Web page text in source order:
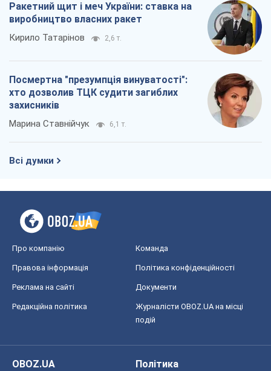
Ракетний щит і меч України: ставка на
виробництво власних ракет
Кирило Татарінов 2,6 т.
Посмертна "презумпція винуватості":
хто дозволив ТЦК судити загиблих
захисників
Марина Ставнійчук 6,1 т.
Всі думки
Про компанію Команда
Правова інформація Політика конфіденційності
Реклама на сайті Документи
Редакційна політика
Журналісти OBOZ.UA на місці
подій
OBOZ.UA
Політика